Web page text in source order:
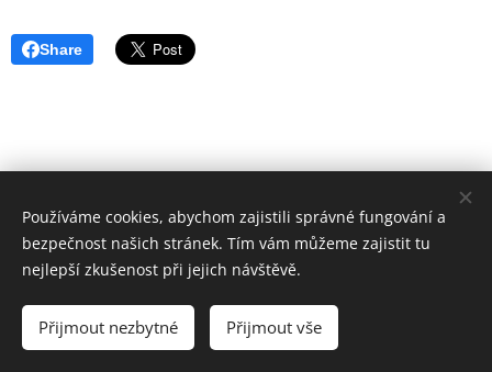
Share
Sportovní 142,288 02 Nymburk, IČO:45829110,
nymburk@mocrs.cz
Cookies
Používáme cookies, abychom zajistili správné fungování a
bezpečnost našich stránek. Tím vám můžeme zajistit tu
nejlepší zkušenost při jejich návštěvě.
Přijmout nezbytné Přijmout vše